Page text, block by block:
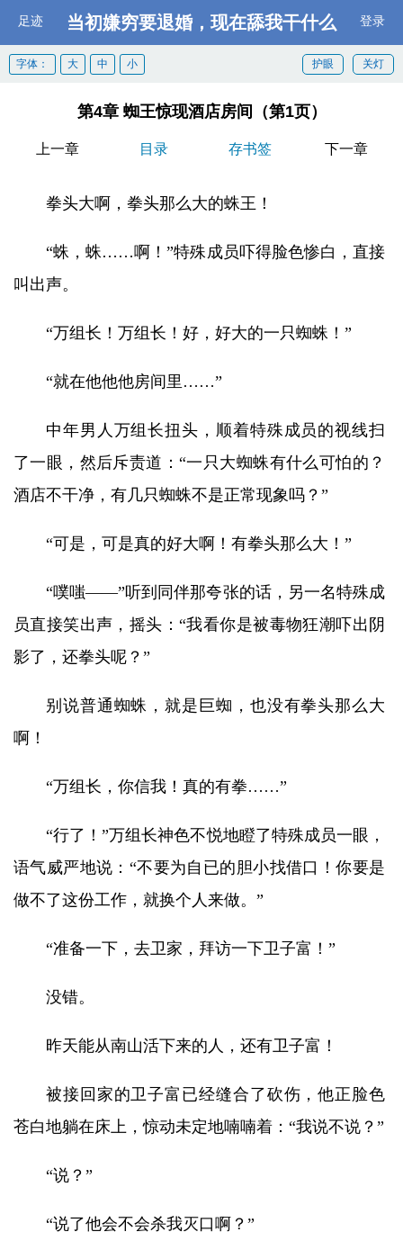
足迹 当初嫌穷要退婚，现在舔我干什么 登录
关灯
护眼
字体： 大 中 小
第4章 蜘王惊现酒店房间（第1页）
上一章 目录 存书签 下一章
拳头大啊，拳头那么大的蛛王！
“蛛，蛛……啊！”特殊成员吓得脸色惨白，直接
叫出声。
“万组长！万组长！好，好大的一只蜘蛛！”
“就在他他他房间里……”
中年男人万组长扭头，顺着特殊成员的视线扫
了一眼，然后斥责道：“一只大蜘蛛有什么可怕的？
酒店不干净，有几只蜘蛛不是正常现象吗？”
“可是，可是真的好大啊！有拳头那么大！”
“噗嗤——”听到同伴那夸张的话，另一名特殊成
员直接笑出声，摇头：“我看你是被毒物狂潮吓出阴
影了，还拳头呢？”
别说普通蜘蛛，就是巨蜘，也没有拳头那么大
啊！
“万组长，你信我！真的有拳……”
“行了！”万组长神色不悦地瞪了特殊成员一眼，
语气威严地说：“不要为自已的胆小找借口！你要是
做不了这份工作，就换个人来做。”
“准备一下，去卫家，拜访一下卫子富！”
没错。
昨天能从南山活下来的人，还有卫子富！
被接回家的卫子富已经缝合了砍伤，他正脸色
苍白地躺在床上，惊动未定地喃喃着：“我说不说？”
“说？”
“说了他会不会杀我灭口啊？”